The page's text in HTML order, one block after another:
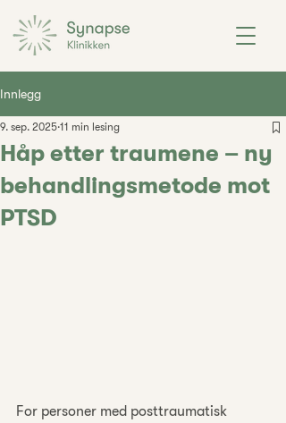
Innlegg
Håp etter traumene – ny
behandlingsmetode mot
PTSD
9. sep. 2025 11 min lesing
For personer med posttraumatisk